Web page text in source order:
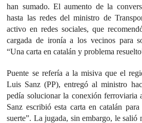
han sumado. El aumento de la
hasta las redes del ministro de
activo en redes sociales, que
cargada de ironía a los vecinos para
“Una carta en catalán y problema
Puente se refería a la misiva que el
Luis Sanz (PP), entregó al ministro
pedía solucionar la conexión ferroviaria
Sanz escribió esta carta en catalán
suerte”. La jugada, sin embargo, le salió